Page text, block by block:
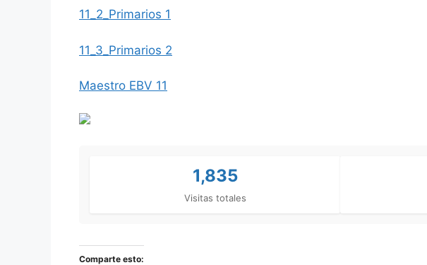
11_2_Primarios 1
11_3_Primarios 2
Maestro EBV 11
1,835
Visitas totales
Comparte esto: